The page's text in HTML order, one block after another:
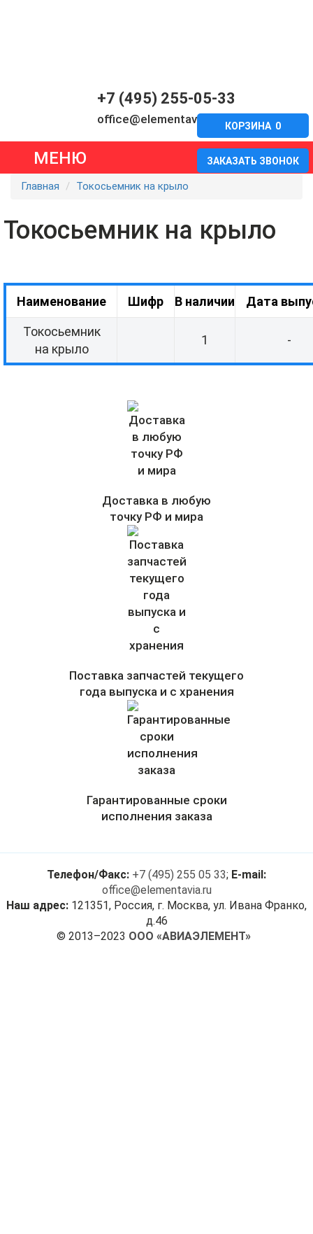
+7 (495) 255-05-33
office@elementavia.ru
ЗАКАЗАТЬ ЗВОНОК
КОРЗИНА 0
МЕНЮ
Главная Токосьемник на крыло
Токосьемник на крыло
Наименование Шифр В наличии Дата
Токосьемник
на крыло
1 -
Доставка в любую
точку РФ и мира
Поставка запчастей текущего
года выпуска и с хранения
Гарантированные сроки
исполнения заказа
Телефон/Факс: +7 (495) 255 05 33; E-mail:
office@elementavia.ru
Наш адрес: 121351, Россия, г. Москва, ул. Ивана Франко,
д.46
© 2013–2023 ООО «АВИАЭЛЕМЕНТ»